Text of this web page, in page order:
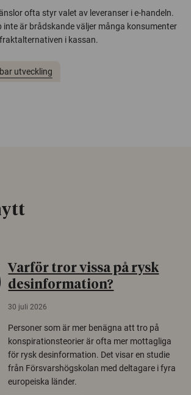
ofta styr valet av leveranser i e-handeln.
är brådskande väljer många konsumenter
i kassan.
utveckling
Varför tror vissa på rysk
desinformation?
30 juli 2026
Personer som är mer benägna att tro på
konspirationsteorier är ofta mer mottagliga
för rysk desinformation. Det visar en studie
från Försvarshögskolan med deltagare i fyra
europeiska länder.